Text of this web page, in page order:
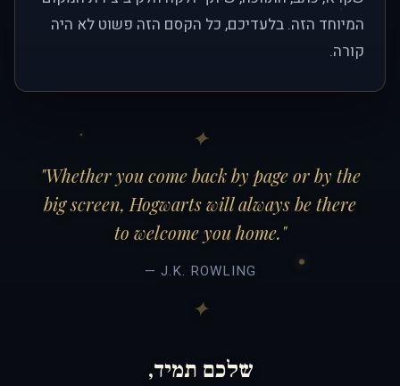
המיוחד הזה. בלעדיכם, כל הקסם הזה פשוט לא היה
קורה.
"Whether you come back by page or by the
big screen, Hogwarts will always be there
to welcome you home."
— J.K. ROWLING
שלכם תמיד,